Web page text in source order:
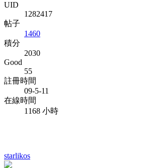
UID
1282417
帖子
1460
積分
2030
Good
55
註冊時間
09-5-11
在線時間
1168 小時
starlikos